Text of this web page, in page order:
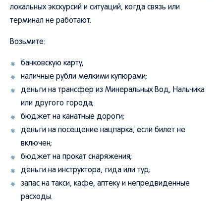
локальных экскурсий и ситуаций, когда связь или
терминал не работают.
Возьмите:
банковскую карту;
наличные рубли мелкими купюрами;
деньги на трансфер из Минеральных Вод, Нальчика
или другого города;
бюджет на канатные дороги;
деньги на посещение нацпарка, если билет не
включен;
бюджет на прокат снаряжения;
деньги на инструктора, гида или тур;
запас на такси, кафе, аптеку и непредвиденные
расходы.